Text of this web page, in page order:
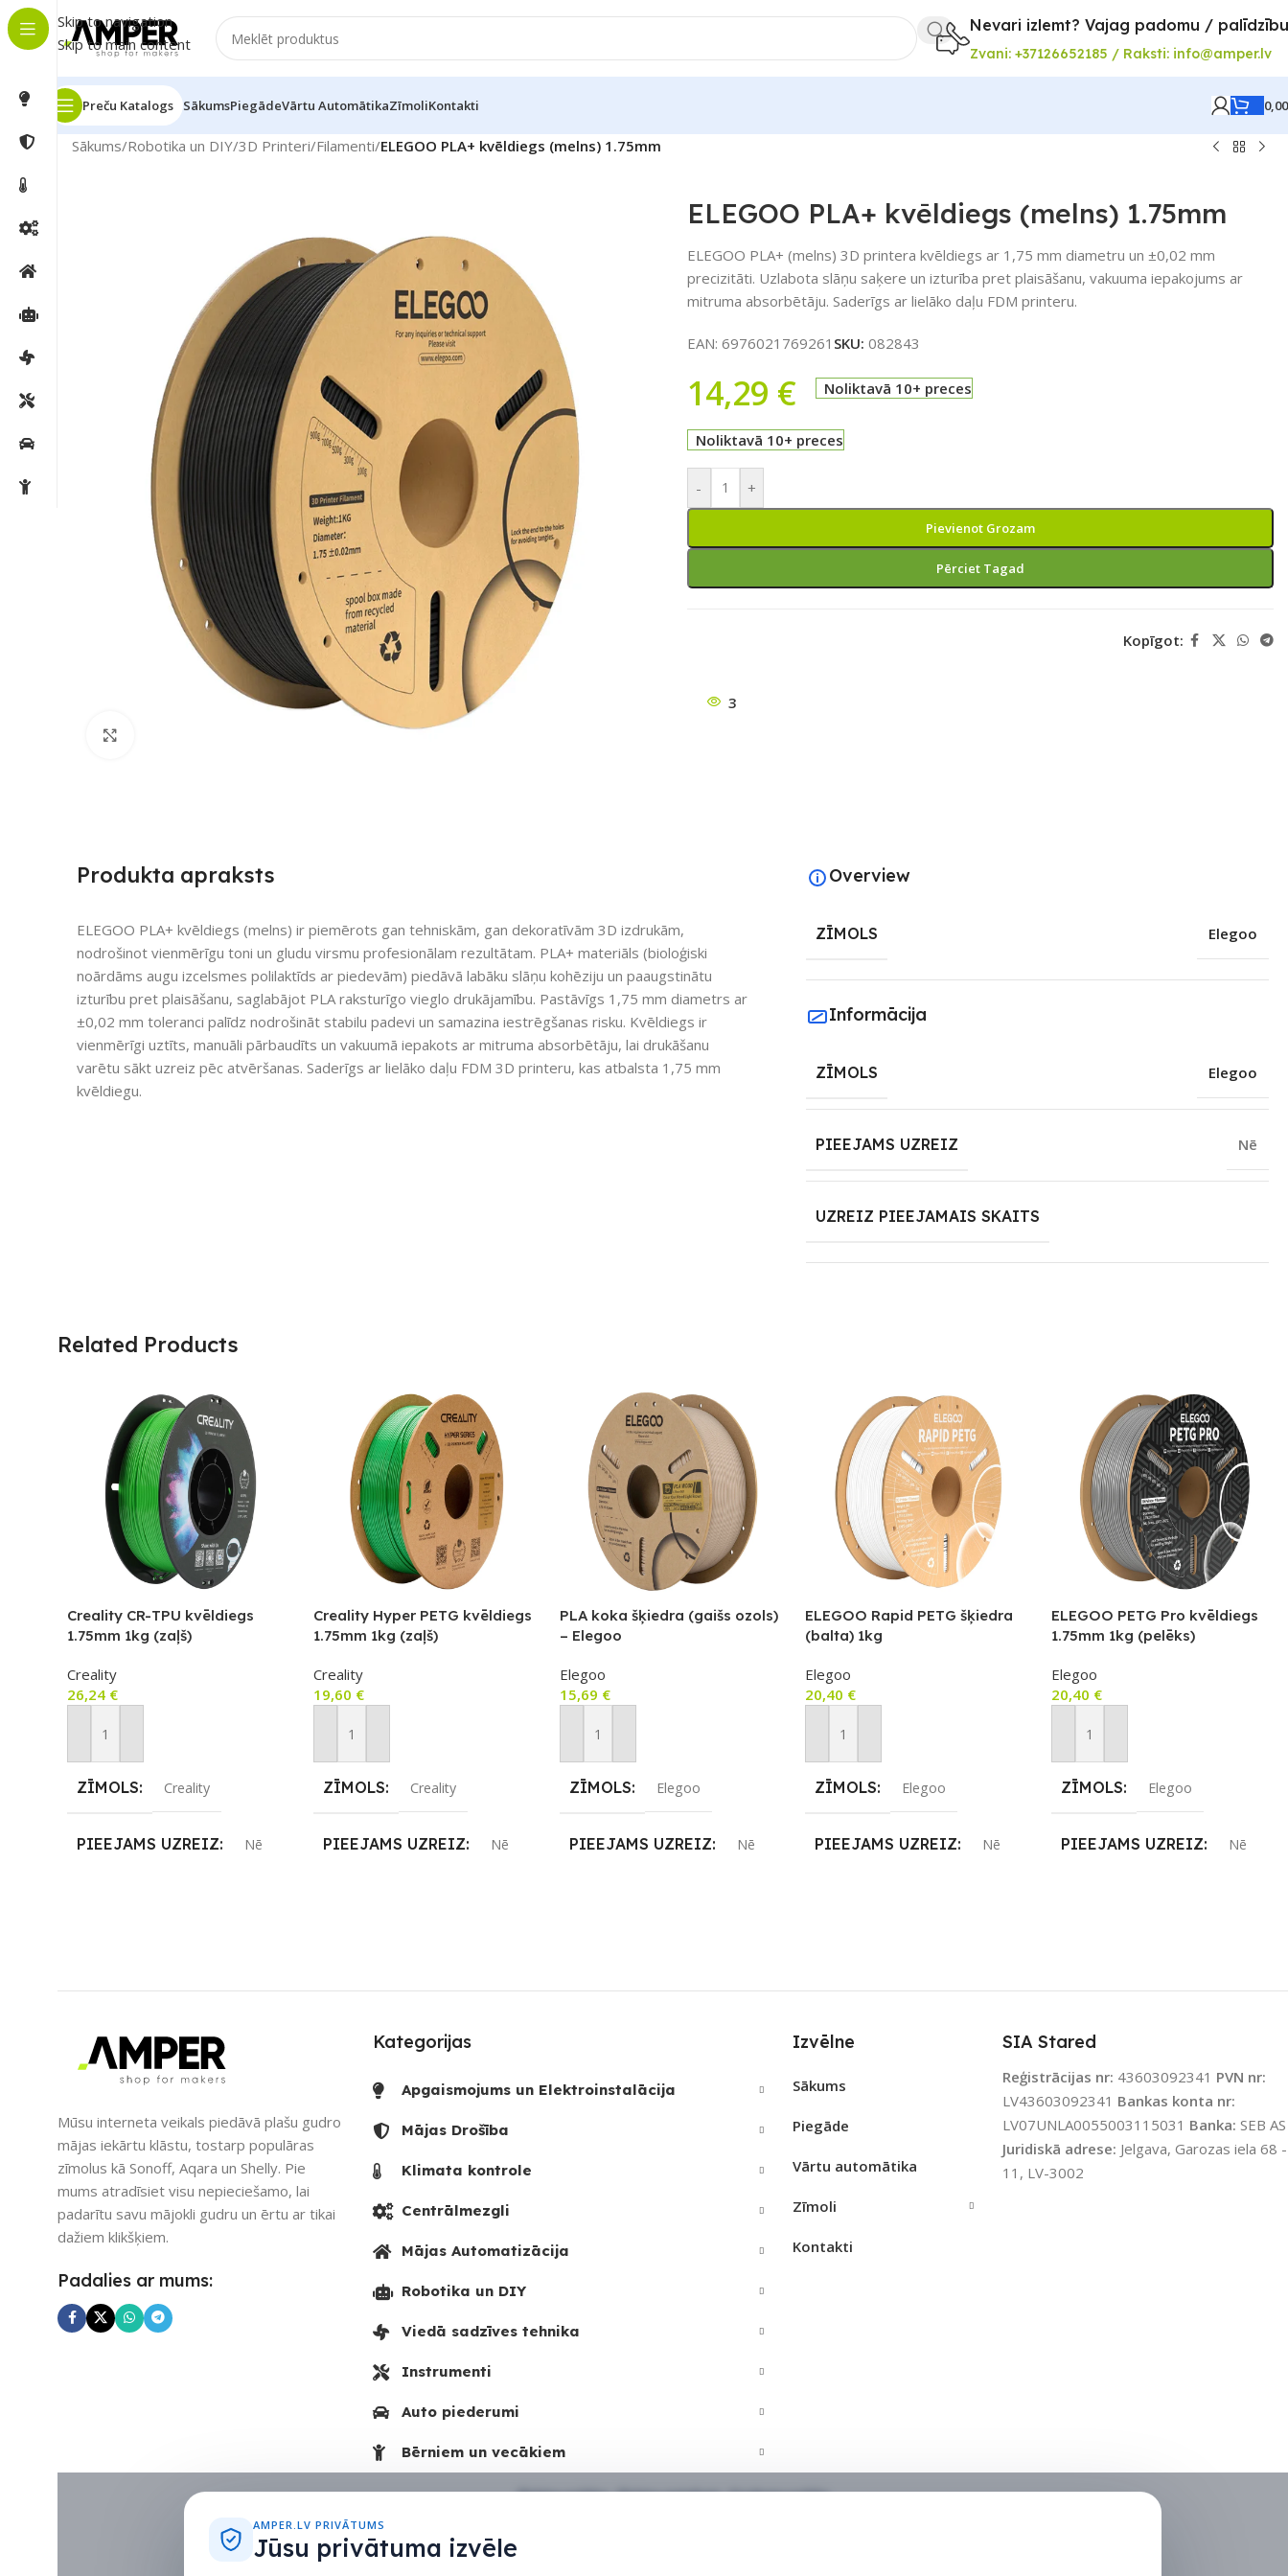
Skip to navigation
Skip to main content
Nevari izlemt? Vajag padomu /
Zvani: +37126652185 / Raksti: info@amper.lv
Preču Katalogs SākumsPiegādeVārtu AutomātikaZīmoliKontakti
Sākums/Robotika un DIY/3D Printeri/Filamenti/ELEGOO PLA+ kvēldiegs (melns) 1.75mm
ELEGOO PLA+ kvēldiegs (melns) 1.75mm
ELEGOO PLA+ (melns) 3D printera kvēldiegs ar 1,75 mm diametru un ±0,02 mm
precizitāti. Uzlabota slāņu saķere un izturība pret plaisāšanu, vakuuma iepakojums ar
mitruma absorbētāju. Saderīgs ar lielāko daļu FDM printeru.
EAN: 6976021769261 SKU: 082843
14,29 € Noliktavā 10+ preces
Noliktavā 10+ preces
- +
Pievienot Grozam
Pērciet Tagad
Kopīgot:
3
Produkta apraksts
ELEGOO PLA+ kvēldiegs (melns) ir piemērots gan tehniskām, gan dekoratīvām 3D izdrukām,
nodrošinot vienmērīgu toni un gludu virsmu profesionālam rezultātam. PLA+ materiāls (bioloģiski
noārdāms augu izcelsmes polilaktīds ar piedevām) piedāvā labāku slāņu kohēziju un paaugstinātu
izturību pret plaisāšanu, saglabājot PLA raksturīgo vieglo drukājamību. Pastāvīgs 1,75 mm diametrs ar
±0,02 mm toleranci palīdz nodrošināt stabilu padevi un samazina iestrēgšanas risku. Kvēldiegs ir
vienmērīgi uztīts, manuāli pārbaudīts un vakuumā iepakots ar mitruma absorbētāju, lai drukāšanu
varētu sākt uzreiz pēc atvēršanas. Saderīgs ar lielāko daļu FDM 3D printeru, kas atbalsta 1,75 mm
kvēldiegu.
Overview
ZĪMOLS Elegoo
Informācija
ZĪMOLS Elegoo
PIEEJAMS UZREIZ Nē
UZREIZ PIEEJAMAIS SKAITS
Related Products
Creality CR-TPU kvēldiegs
1.75mm 1kg (zaļš)
Creality
26,24 €
Pievienot Grozam
ZĪMOLS Creality
PIEEJAMS UZREIZ Nē
Creality Hyper PETG kvēldiegs
1.75mm 1kg (zaļš)
Creality
19,60 €
Pievienot Grozam
ZĪMOLS Creality
PIEEJAMS UZREIZ Nē
PLA koka šķiedra (gaišs ozols)
– Elegoo
Elegoo
15,69 €
Pievienot Grozam
ZĪMOLS Elegoo
PIEEJAMS UZREIZ Nē
ELEGOO Rapid PETG šķiedra
(balta) 1kg
Elegoo
20,40 €
Pievienot Grozam
ZĪMOLS Elegoo
PIEEJAMS UZREIZ Nē
ELEGOO PETG Pro kvēldiegs
1.75mm 1kg (pelēks)
Elegoo
20,40 €
Pievienot Grozam
ZĪMOLS Elegoo
PIEEJAMS UZREIZ Nē
Mūsu interneta veikals piedāvā plašu gudro
mājas iekārtu klāstu, tostarp populāras
zīmolus kā Sonoff, Aqara un Shelly. Pie
mums atradīsiet visu nepieciešamo, lai
padarītu savu mājokli gudru un ērtu ar tikai
dažiem klikšķiem.
Padalies ar mums:
Kategorijas
Apgaismojums un Elektroinstalācija
Mājas Drošība
Klimata kontrole
Centrālmezgli
Mājas Automatizācija
Robotika un DIY
Viedā sadzīves tehnika
Instrumenti
Auto piederumi
Bērniem un vecākiem
Izvēlne
Sākums
Piegāde
Vārtu automātika
Zīmoli
Kontakti
SIA Stared
Reģistrācijas nr: 43603092341 PVN nr:
LV43603092341 Bankas konta nr:
LV07UNLA0055003115031 Banka: SEB AS
Juridiskā adrese: Jelgava, Garozas iela 68 -
11, LV-3002
AMPER.LV PRIVĀTUMS
Jūsu privātuma izvēle
Sīkdatņu politika• Sīkdatņu iestatījumi •Privātuma politika